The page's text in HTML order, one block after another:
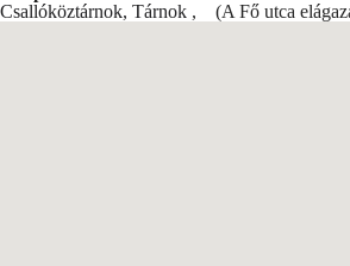
Csallóköztárnok, Tárnok , (A Fő utca